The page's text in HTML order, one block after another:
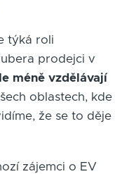
týká roli
prodejci v
méně vzdělávají
oblastech, kde
že se to děje
zájemci o EV